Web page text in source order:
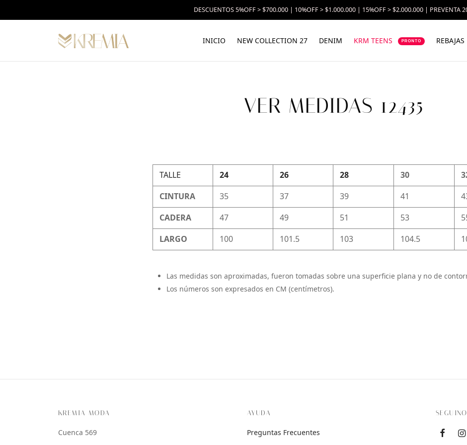
DESCUENTOS 5%OFF > $700.000 | 10%OFF > $1.000.000 | 15%OFF > $2.000.000 | PREVENTA
INICIO NEW COLLECTION 27 DENIM KRM TEENS PRONTO REBAJAS
VER MEDIDAS 12435
TALLE 24 26 28 30
CINTURA
35 37 39 41
CADERA
47 49 51 53
LARGO
100 101.5 103 104.5
Las medidas son aproximadas, fueron tomadas sobre una superficie plana y no de
Los números son expresados en CM (centímetros).
KREMIA MODA
Cuenca 569
AYUDA
Preguntas Frecuentes